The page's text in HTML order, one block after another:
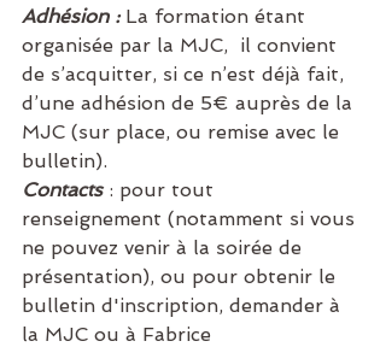
Adhésion : La formation étant
organisée par la MJC,  il convient
de s’acquitter, si ce n’est déjà fait,
d’une adhésion de 5€ auprès de la
MJC (sur place, ou remise avec le
bulletin).
Contacts : pour tout
renseignement (notamment si vous
ne pouvez venir à la soirée de
présentation), ou pour obtenir le
bulletin d'inscription, demander à
la MJC ou à Fabrice